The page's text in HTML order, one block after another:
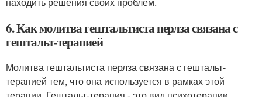
6. Как молитва гештальтиста перлза связана с
гештальт-терапией
Молитва гештальтиста перлза связана с гештальт-
терапией тем, что она используется в рамках этой